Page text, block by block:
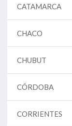
CATAMARCA
CHACO
CHUBUT
CÓRDOBA
CORRIENTES